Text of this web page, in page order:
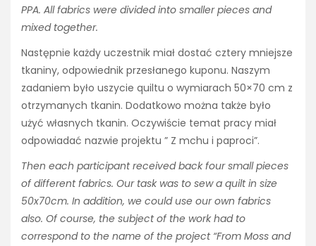
PPA. All fabrics were divided into smaller pieces and
mixed together.
Następnie każdy uczestnik miał dostać cztery mniejsze
tkaniny, odpowiednik przesłanego kuponu. Naszym
zadaniem było uszycie quiltu o wymiarach 50×70 cm z
otrzymanych tkanin. Dodatkowo można także było
użyć własnych tkanin. Oczywiście temat pracy miał
odpowiadać nazwie projektu ” Z mchu i paproci”.
Then each participant received back four small pieces
of different fabrics. Our task was to sew a quilt in size
50x70cm. In addition, we could use our own fabrics
also. Of course, the subject of the work had to
correspond to the name of the project “From Moss and